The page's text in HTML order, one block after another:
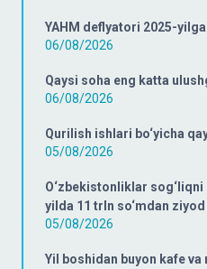
YAHM deflyatori 2025-
06/08/2026
Qaysi soha eng katta
06/08/2026
Qurilish ishlari bo‘yicha
05/08/2026
O‘zbekistonliklar
yilda 11 trln so‘mdan
05/08/2026
Yil boshidan buyon kafe